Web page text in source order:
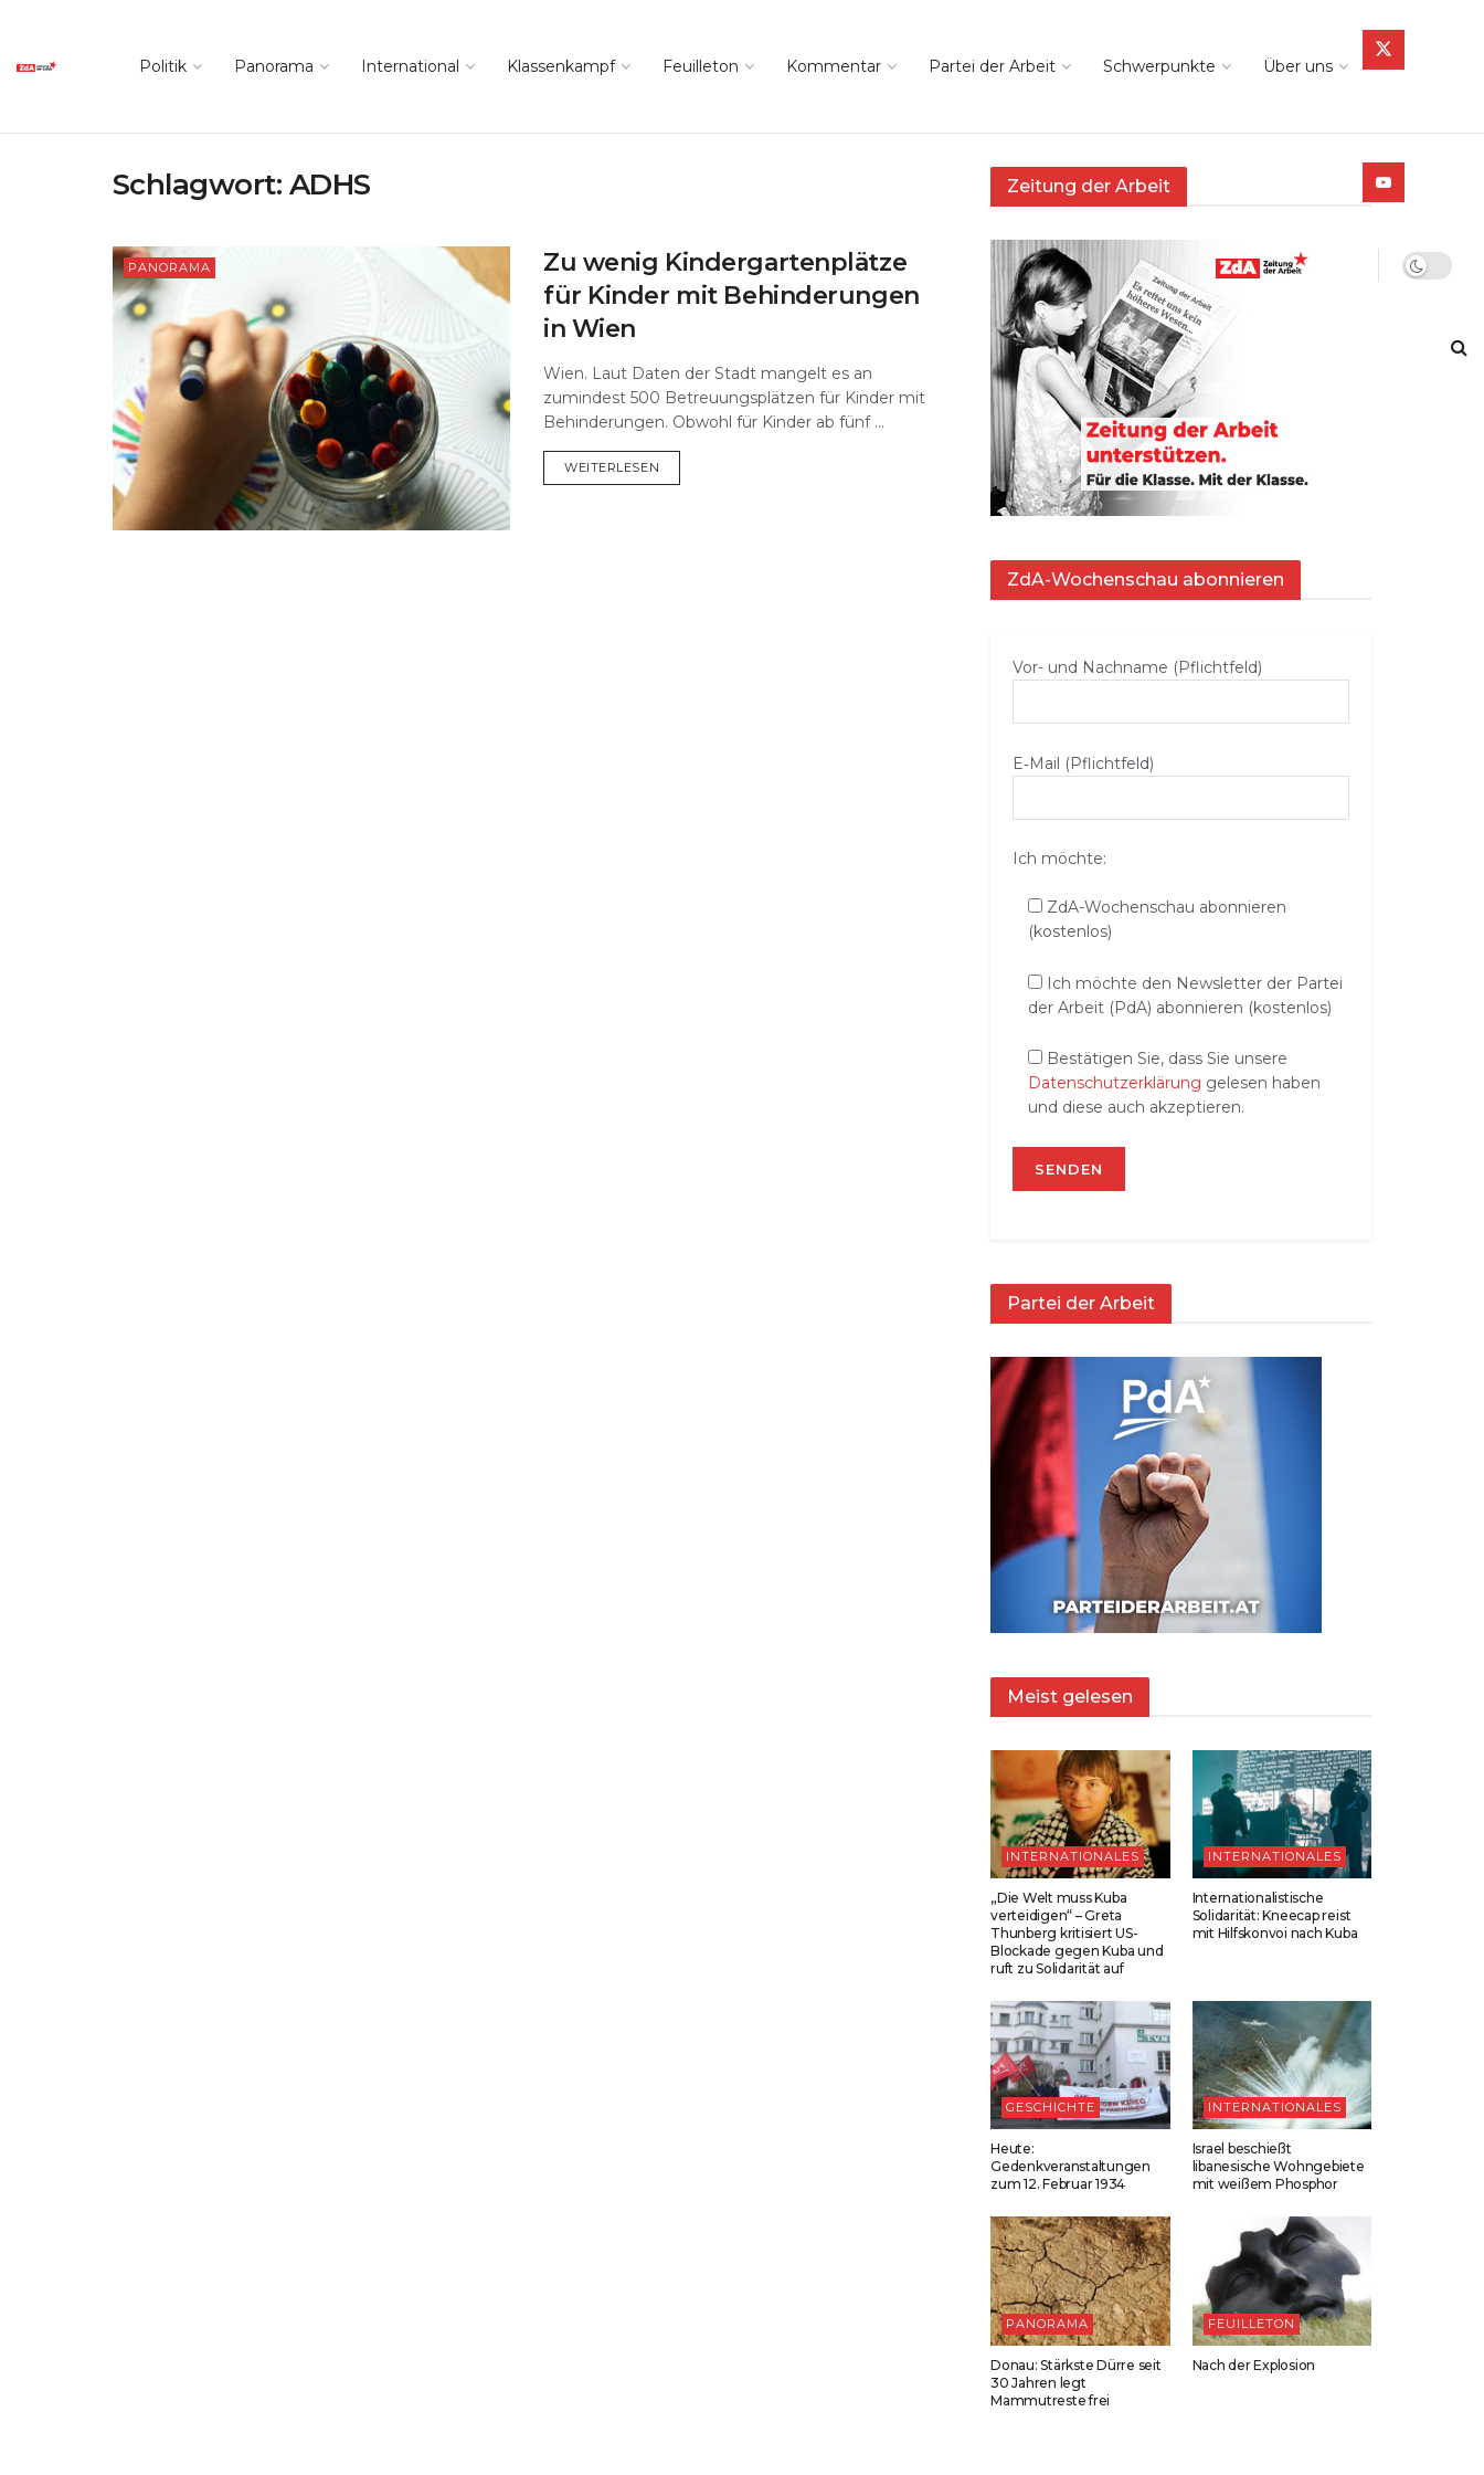
Politik Panorama International Klassenkampf Feuilleton Kommentar Partei der Arbeit Schwerpunkte Über uns
Schlagwort: ADHS
PANORAMA
Zu wenig Kindergartenplätze
für Kinder mit Behinderungen
in Wien
Wien. Laut Daten der Stadt mangelt es an
zumindest 500 Betreuungsplätzen für Kinder mit
Behinderungen. Obwohl für Kinder ab fünf ...
WEITERLESEN
Zeitung der Arbeit
ZdA-Wochenschau abonnieren
Vor- und Nachname (Pflichtfeld)
E‑Mail (Pflichtfeld)
Ich möchte:
ZdA-Wochenschau abonnieren
(kostenlos)
Ich möchte den Newsletter der Partei
der Arbeit (PdA) abonnieren (kostenlos)
Bestätigen Sie, dass Sie unsere
Datenschutzerklärung gelesen haben
und diese auch akzeptieren.
Partei der Arbeit
Meist gelesen
INTERNATIONALES
„Die Welt muss Kuba
verteidigen“ – Greta
Thunberg kritisiert US-
Blockade gegen Kuba und
ruft zu Solidarität auf
INTERNATIONALES
Internationalistische
Solidarität: Kneecap reist
mit Hilfskonvoi nach Kuba
GESCHICHTE
Heute:
Gedenkveranstaltungen
zum 12. Februar 1934
INTERNATIONALES
Israel beschießt
libanesische Wohngebiete
mit weißem Phosphor
PANORAMA
Donau: Stärkste Dürre seit
30 Jahren legt
Mammutreste frei
FEUILLETON
Nach der Explosion